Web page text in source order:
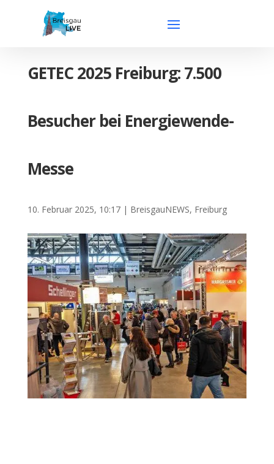
GETEC 2025 Freiburg: 7.500
Besucher bei Energiewende-
Messe
10. Februar 2025, 10:17| BreisgauNEWS, Freiburg